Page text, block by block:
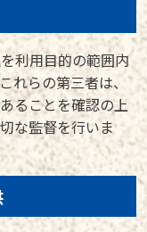
利用目的の範囲内
れらの第三者は、
ることを確認の上
な監督を行いま